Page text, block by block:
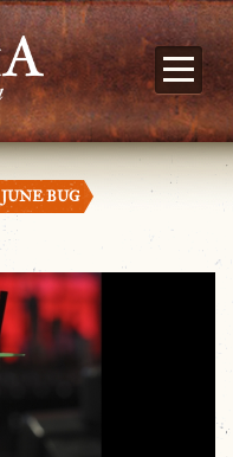
JUNE BUG